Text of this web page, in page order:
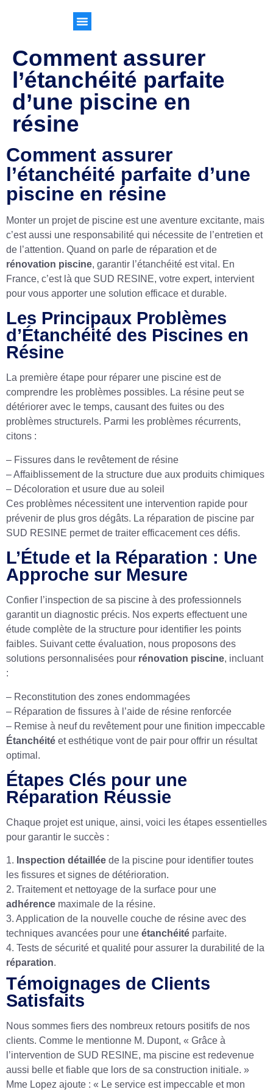
Comment assurer
l’étanchéité parfaite
d’une piscine en
résine
Comment assurer
l’étanchéité parfaite d’une
piscine en résine
Monter un projet de piscine est une aventure excitante, mais
c’est aussi une responsabilité qui nécessite de l’entretien et
de l’attention. Quand on parle de réparation et de
rénovation piscine, garantir l’étanchéité est vital. En
France, c’est là que SUD RESINE, votre expert, intervient
pour vous apporter une solution efficace et durable.
Les Principaux Problèmes
d’Étanchéité des Piscines en
Résine
La première étape pour réparer une piscine est de
comprendre les problèmes possibles. La résine peut se
détériorer avec le temps, causant des fuites ou des
problèmes structurels. Parmi les problèmes récurrents,
citons :
– Fissures dans le revêtement de résine
– Affaiblissement de la structure due aux produits chimiques
– Décoloration et usure due au soleil
Ces problèmes nécessitent une intervention rapide pour
prévenir de plus gros dégâts. La réparation de piscine par
SUD RESINE permet de traiter efficacement ces défis.
L’Étude et la Réparation : Une
Approche sur Mesure
Confier l’inspection de sa piscine à des professionnels
garantit un diagnostic précis. Nos experts effectuent une
étude complète de la structure pour identifier les points
faibles. Suivant cette évaluation, nous proposons des
solutions personnalisées pour rénovation piscine, incluant
:
– Reconstitution des zones endommagées
– Réparation de fissures à l’aide de résine renforcée
– Remise à neuf du revêtement pour une finition impeccable
Étanchéité et esthétique vont de pair pour offrir un résultat
optimal.
Étapes Clés pour une
Réparation Réussie
Chaque projet est unique, ainsi, voici les étapes essentielles
pour garantir le succès :
1. Inspection détaillée de la piscine pour identifier toutes
les fissures et signes de détérioration.
2. Traitement et nettoyage de la surface pour une
adhérence maximale de la résine.
3. Application de la nouvelle couche de résine avec des
techniques avancées pour une étanchéité parfaite.
4. Tests de sécurité et qualité pour assurer la durabilité de la
réparation.
Témoignages de Clients
Satisfaits
Nous sommes fiers des nombreux retours positifs de nos
clients. Comme le mentionne M. Dupont, « Grâce à
l’intervention de SUD RESINE, ma piscine est redevenue
aussi belle et fiable que lors de sa construction initiale. »
Mme Lopez ajoute : « Le service est impeccable et mon